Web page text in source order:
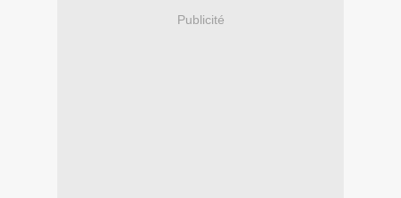
Publicité